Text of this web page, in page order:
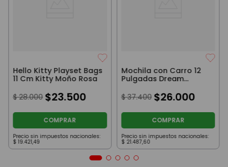
Hello Kitty Playset Bags
11 Cm Kitty Moño Rosa
$ 28.000 $23.500
COMPRAR
Precio sin impuestos nacionales:
$ 19.421,49
Mochila con Carro 12
Pulgadas Dream
Kingdom Dragón Rosa
$ 37.400 $26.000
COMPRAR
Precio sin impuestos nacionales:
$ 21.487,60